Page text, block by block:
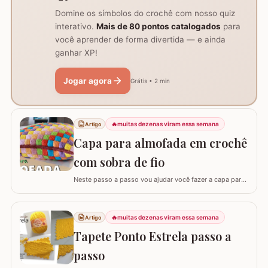
Domine os símbolos do crochê com nosso quiz
interativo. Mais de 80 pontos catalogados para
você aprender de forma divertida — e ainda
ganhar XP!
Jogar agora Grátis • 2 min
Artigo 🔥muitas dezenas viram essa semana
Capa para almofada em crochê
com sobra de fio
Neste passo a passo vou ajudar você fazer a capa para
passo a passo do tapete, mas desta vez vou mostrar
como é super fácil fazer um modelo quadrado com as
bordas retas. O passo a passo está bem detalhado,
mas se sentir alguma dificuldade deixe um…
Artigo 🔥muitas dezenas viram essa semana
Tapete Ponto Estrela passo a
passo